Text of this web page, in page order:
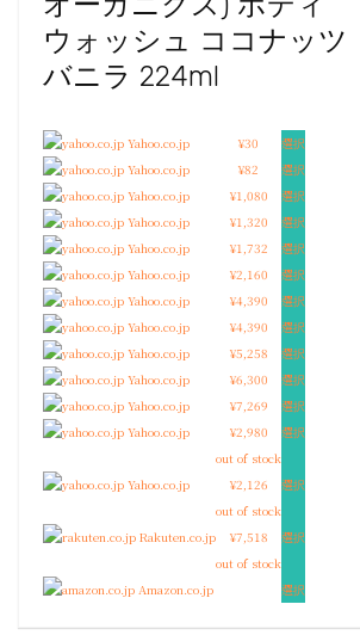
ウォッシュ ココナッツ
バニラ 224ml
Yahoo.co.jp ¥30
選択
Yahoo.co.jp
¥82
選択
Yahoo.co.jp
¥1,080
選択
Yahoo.co.jp
¥1,320
選択
Yahoo.co.jp
¥1,732
選択
Yahoo.co.jp
¥2,160
選択
Yahoo.co.jp
¥4,390
選択
Yahoo.co.jp
¥4,390
選択
Yahoo.co.jp
¥5,258
選択
Yahoo.co.jp
¥6,300
選択
Yahoo.co.jp
¥7,269
選択
Yahoo.co.jp
¥2,980
out of stock
選択
Yahoo.co.jp
¥2,126
out of stock
選択
Rakuten.co.jp
¥7,518
out of stock
選択
Amazon.co.jp 選択